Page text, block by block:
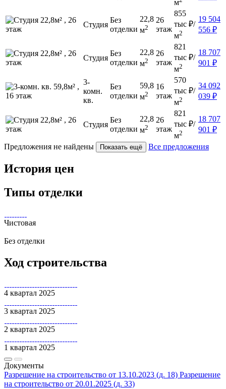
м
Студия
Без
отделки
22,8
м2
26
этаж
855
тыс ₽/
м2
19 504
556 ₽
Студия
Без
отделки
22,8
м2
26
этаж
821
тыс ₽/
м2
18 707
901 ₽
3-
комн.
кв.
Без
отделки
59,8
м2
16
этаж
570
тыс ₽/
м2
34 092
039 ₽
Студия
Без
отделки
22,8
м2
26
этаж
821
тыс ₽/
м2
18 707
901 ₽
Предложения не найдены
Показать ещё Все предложения
История цен
Типы отделки
Чистовая
Без отделки
Ход строительства
4 квартал 2025
3 квартал 2025
2 квартал 2025
1 квартал 2025
Документы
Разрешение на строительство от 13.10.2023 (д. 18) Разрешение
на строительство от 20.01.2025 (д. 33)